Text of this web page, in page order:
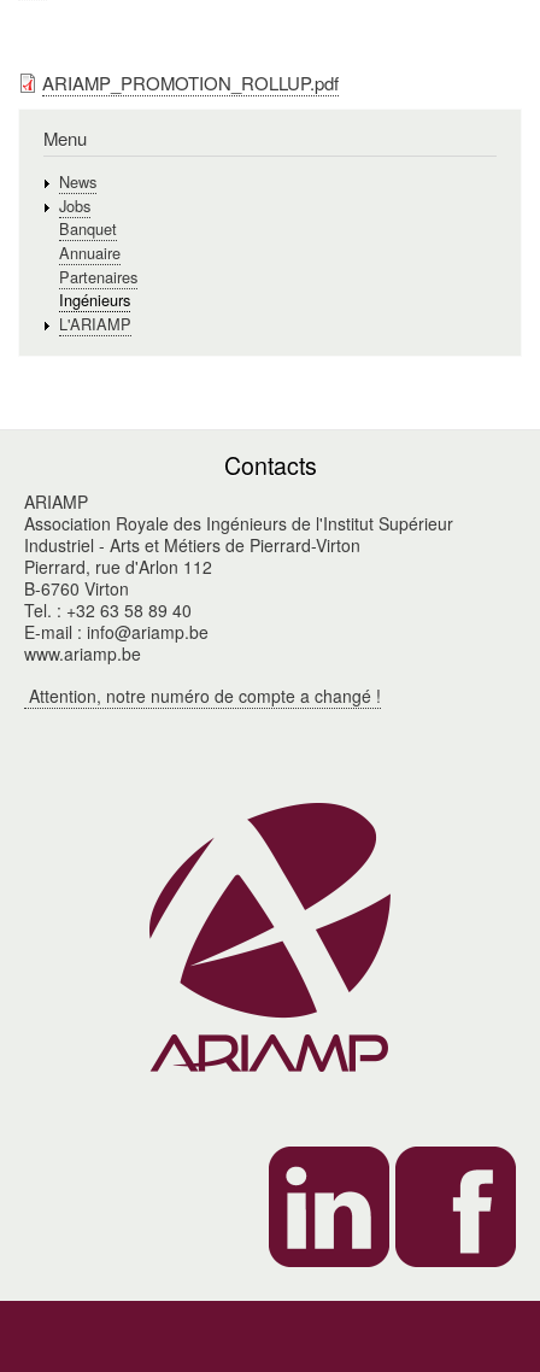
ARIAMP_PROMOTION_ROLLUP.pdf
Menu
News
Jobs
Banquet
Annuaire
Partenaires
Ingénieurs
L'ARIAMP
Contacts
ARIAMP
Association Royale des Ingénieurs de l'Institut Supérieur
Industriel - Arts et Métiers de Pierrard-Virton
Pierrard, rue d'Arlon 112
B-6760 Virton
Tel. : +32 63 58 89 40
E-mail : info@ariamp.be
www.ariamp.be
Attention, notre numéro de compte a changé !